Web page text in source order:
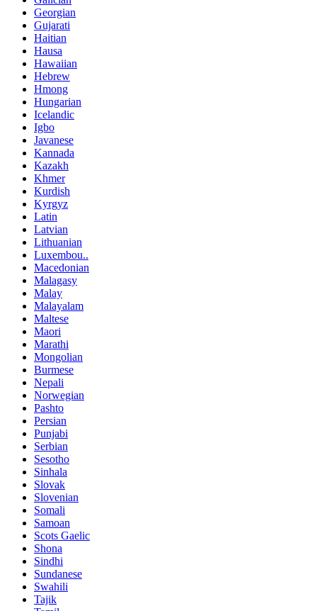
Georgian
Gujarati
Haitian
Hausa
Hawaiian
Hebrew
Hmong
Hungarian
Icelandic
Igbo
Javanese
Kannada
Kazakh
Khmer
Kurdish
Kyrgyz
Latin
Latvian
Lithuanian
Luxembou..
Macedonian
Malagasy
Malay
Malayalam
Maltese
Maori
Marathi
Mongolian
Burmese
Nepali
Norwegian
Pashto
Persian
Punjabi
Serbian
Sesotho
Sinhala
Slovak
Slovenian
Somali
Samoan
Scots Gaelic
Shona
Sindhi
Sundanese
Swahili
Tajik